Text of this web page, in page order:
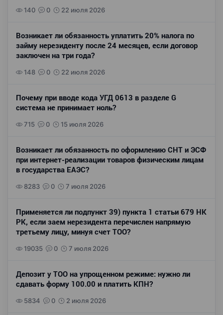
140 0 22 июля 2026
Возникает ли обязанность уплатить 20% налога по
займу нерезиденту после 24 месяцев, если договор
заключен на три года?
148 0 22 июля 2026
Почему при вводе кода УГД 0613 в разделе G
система не принимает ноль?
715 0 15 июля 2026
Возникает ли обязанность по оформлению СНТ и ЭСФ
при интернет-реализации товаров физическим лицам
в государства ЕАЭС?
8283 0 7 июля 2026
Применяется ли подпункт 39) пункта 1 статьи 679 НК
РК, если заем нерезидента перечислен напрямую
третьему лицу, минуя счет ТОО?
19035 0 7 июля 2026
Депозит у ТОО на упрощенном режиме: нужно ли
сдавать форму 100.00 и платить КПН?
5834 0 2 июля 2026